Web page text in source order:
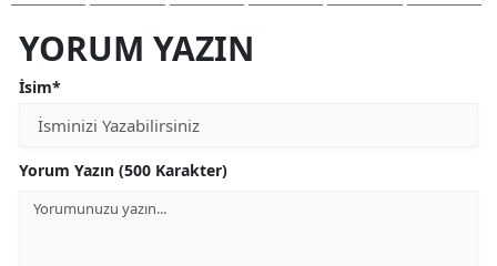
YORUM YAZIN
İsim*
Yorum Yazın (500 Karakter)